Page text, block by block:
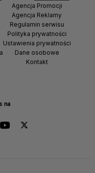
na
Agencja Promocji
Agencja Reklamy
Regulamin serwisu
Polityka prywatności
Ustawienia prywatności
Dane osobowe
Kontakt